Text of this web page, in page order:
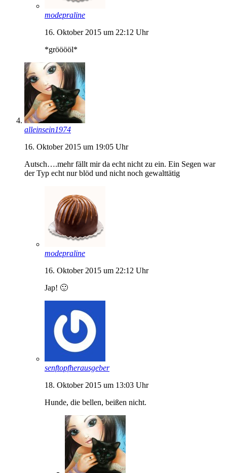
modepraline
16. Oktober 2015 um 22:12 Uhr
*grööööl*
alleinsein1974
16. Oktober 2015 um 19:05 Uhr
Autsch….mehr fällt mir da echt nicht zu ein. Ein Segen war
der Typ echt nur blöd und nicht noch gewalttätig
modepraline
16. Oktober 2015 um 22:12 Uhr
Jap! 🙂
senftopfherausgeber
18. Oktober 2015 um 13:03 Uhr
Hunde, die bellen, beißen nicht.